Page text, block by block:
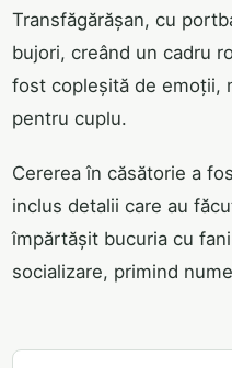
Transfăgărășan, cu
bujori, creând un cadru
fost copleșită de emoții,
pentru cuplu.
Cererea în căsătorie a
inclus detalii care au
împărtășit bucuria cu
socializare, primind